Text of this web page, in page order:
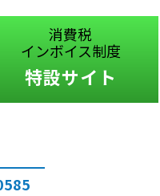
消費税
インボイス制度
特設サイト